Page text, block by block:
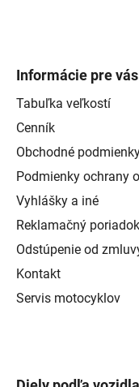
Informácie pre vás
Tabuľka veľkostí
Cenník
Obchodné
Podmienky ochrany
Vyhlášky a iné
Reklamačný poriadok
Odstúpenie od
Kontakt
Servis motocyklov